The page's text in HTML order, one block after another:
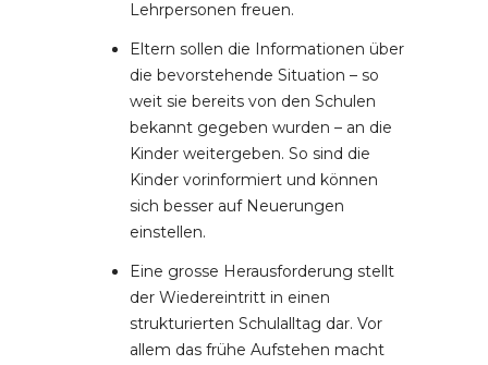
Lehrpersonen freuen.
Eltern sollen die Informationen über
die bevorstehende Situation – so
weit sie bereits von den Schulen
bekannt gegeben wurden – an die
Kinder weitergeben. So sind die
Kinder vorinformiert und können
sich besser auf Neuerungen
einstellen.
Eine grosse Herausforderung stellt
der Wiedereintritt in einen
strukturierten Schulalltag dar. Vor
allem das frühe Aufstehen macht